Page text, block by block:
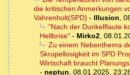
die kritischen Anmerkungen
Vahrenholt(SPD) - Illusion,
"Nach der Dunkelflaute
Hellbrise" - Mirko2,
Zu einem Nebenthema
Skrupellosigkeit im SPD
Wirtschaft braucht
- neptun, 08.01.2025,